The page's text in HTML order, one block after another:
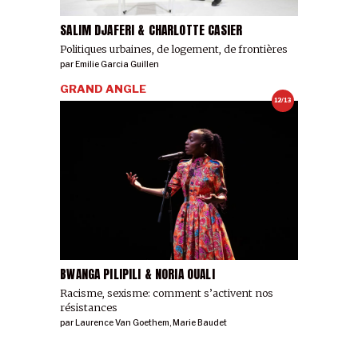
SALIM DJAFERI & CHARLOTTE CASIER
Politiques urbaines, de logement, de frontières
parEmilie Garcia Guillen
12/13
BWANGA PILIPILI & NORIA OUALI
Racisme, sexisme: comment s’activent nos
résistances
GRAND ANGLE
par Laurence Van Goethem, Marie Baudet